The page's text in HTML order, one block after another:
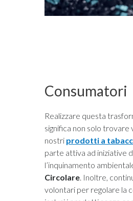
Consumatori
Realizzare questa
significa non solo
nostri prodotti a
parte attiva ad iniziative
l’inquinamento
Circolare. Inoltre,
volontari per regolare la